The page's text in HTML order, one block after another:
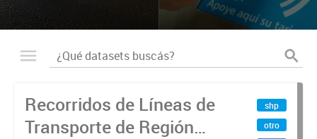
Recorridos de Líneas de
Transporte de Región
shp
otro